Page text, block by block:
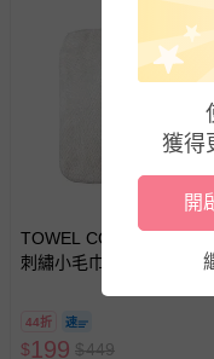
TOWEL COMPANY -
刺繡小毛巾-動物遊行
44折
$199 $449
獲得
開